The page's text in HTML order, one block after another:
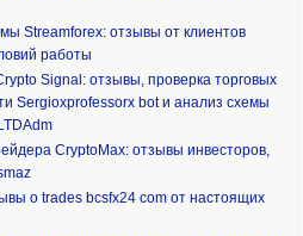
Streamforex: отзывы от клиентов
работы
Signal: отзывы, проверка торговых
Sergioxprofessorx bot и анализ схемы
CryptoMax: отзывы инвесторов,
о trades bcsfx24 com от настоящих